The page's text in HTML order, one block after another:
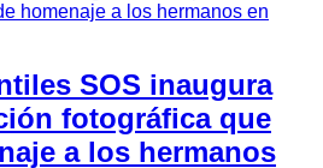
SOS inaugura
fotográfica que
a los hermanos